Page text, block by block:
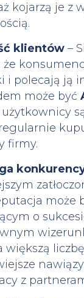
kojarzą je z
klientów –
że
i polecają ją
może być
firmy.
może
o
większą
z